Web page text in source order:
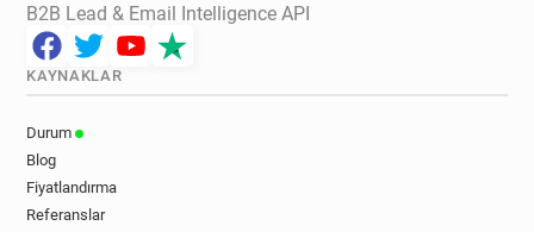
B2B Lead & Email Intelligence API
KAYNAKLAR
Durum
Blog
Fiyatlandırma
Referanslar